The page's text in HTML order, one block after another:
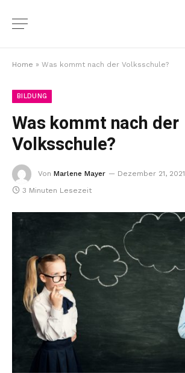
Home » Was kommt nach der Volksschule?
BILDUNG
Was kommt nach der
Volksschule?
Von Marlene Mayer
Dezember 21, 2021
3 Minuten Lesezeit